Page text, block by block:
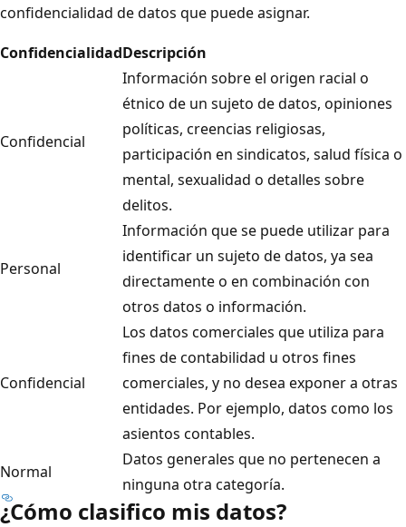
confidencialidad de datos que puede asignar.
ConfidencialidadDescripción
Confidencial
Información sobre el origen racial o
étnico de un sujeto de datos, opiniones
políticas, creencias religiosas,
participación en sindicatos, salud física o
mental, sexualidad o detalles sobre
delitos.
Personal
Información que se puede utilizar para
identificar un sujeto de datos, ya sea
directamente o en combinación con
otros datos o información.
Confidencial
Los datos comerciales que utiliza para
fines de contabilidad u otros fines
comerciales, y no desea exponer a otras
entidades. Por ejemplo, datos como los
asientos contables.
Normal
Datos generales que no pertenecen a
ninguna otra categoría.
¿Cómo clasifico mis datos?